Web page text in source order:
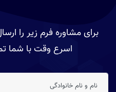
برای مشاوره فرم زیر را
اسرع وقت با شما